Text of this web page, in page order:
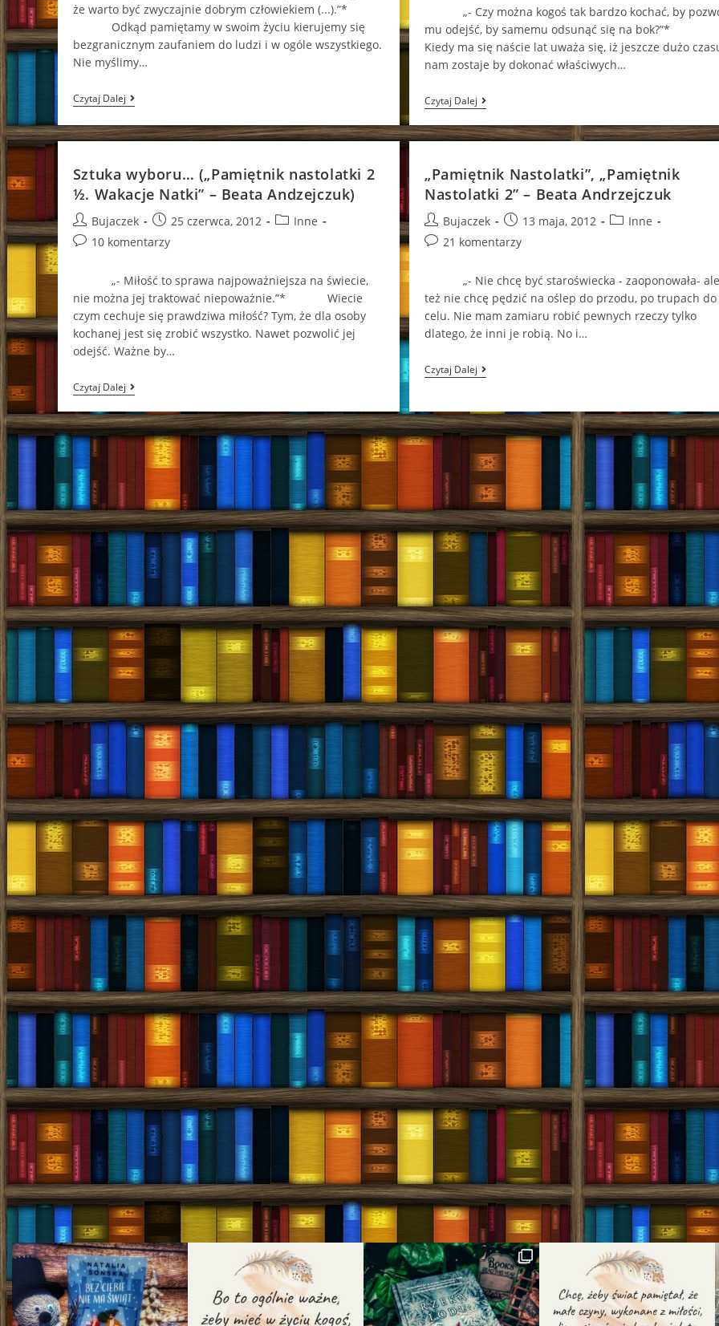
że warto być zwyczajnie dobrym człowiekiem (...).”*
Odkąd pamiętamy w swoim życiu kierujemy się
bezgranicznym zaufaniem do ludzi i w ogóle wszystkiego.
Nie myślimy…
Czytaj DalejZaufanie
Ważne
Jest…
(„Pamiętnik
–
Beata
Andrzejczuk)
„- Czy można kogoś tak bardzo kochać, by
mu odejść, by samemu odsunąć się na bok?”*
Kiedy ma się naście lat uważa się, iż jeszcze dużo
nam zostaje by dokonać właściwych…
Czytaj Dalej Sprawy
Ważne
I
Mniej
Nastolatki
3”
–
Beata
Andrzejczuk)
Sztuka wyboru… („Pamiętnik nastolatki 2
½. Wakacje Natki” – Beata Andzejczuk)
Post
author:
Bujaczek
Post
published:
25 czerwca, 2012
PostInne
Post10 komentarzy
„- Miłość to sprawa najpoważniejsza na świecie,
nie można jej traktować niepoważnie.”* Wiecie
czym cechuje się prawdziwa miłość? Tym, że dla osoby
kochanej jest się zrobić wszystko. Nawet pozwolić jej
odejść. Ważne by…
Czytaj DalejSztuka
Wyboru…
(„Pamiętnik
Nastolatki
2
Wakacje
Beata
Andzejczuk)
„Pamiętnik Nastolatki”, „Pamiętnik
Nastolatki 2” – Beata Andrzejczuk
Post
author:
Bujaczek
Post
published:
13 maja, 2012
PostInne
Post21 komentarzy
„- Nie chcę być staroświecka - zaoponowała- ale
też nie chcę pędzić na oślep do przodu, po trupach do
celu. Nie mam zamiaru robić pewnych rzeczy tylko
dlatego, że inni je robią. No i…
Czytaj Dalej „Pamiętnik
Nastolatki”,
2”
–
Beata
Andrzejczuk